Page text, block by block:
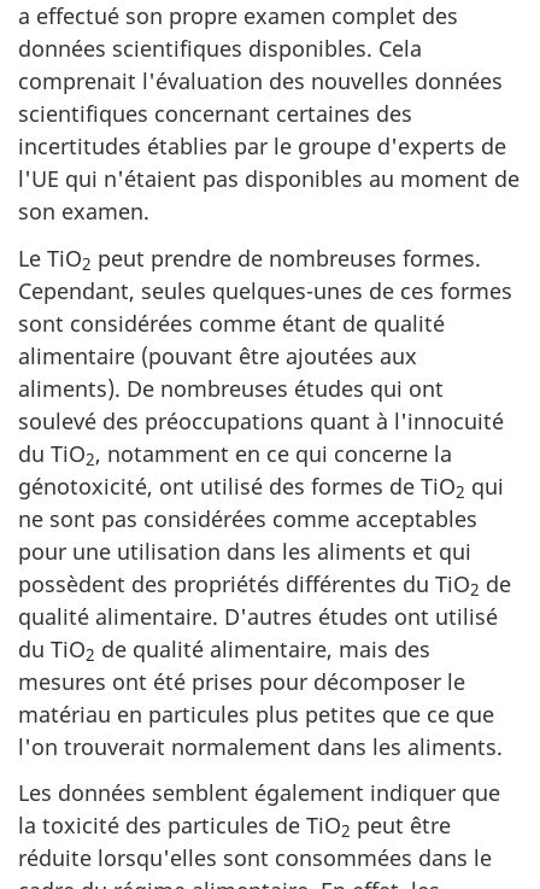
a effectué son propre examen complet des
données scientifiques disponibles. Cela
comprenait l'évaluation des nouvelles données
scientifiques concernant certaines des
incertitudes établies par le groupe d'experts de
l'UE qui n'étaient pas disponibles au moment de
son examen.
Le TiO2 peut prendre de nombreuses formes.
Cependant, seules quelques-unes de ces formes
sont considérées comme étant de qualité
alimentaire (pouvant être ajoutées aux
aliments). De nombreuses études qui ont
soulevé des préoccupations quant à l'innocuité
du TiO2, notamment en ce qui concerne la
génotoxicité, ont utilisé des formes de TiO2 qui
ne sont pas considérées comme acceptables
pour une utilisation dans les aliments et qui
possèdent des propriétés différentes du TiO2 de
qualité alimentaire. D'autres études ont utilisé
du TiO2 de qualité alimentaire, mais des
mesures ont été prises pour décomposer le
matériau en particules plus petites que ce que
l'on trouverait normalement dans les aliments.
Les données semblent également indiquer que
la toxicité des particules de TiO2 peut être
réduite lorsqu'elles sont consommées dans le